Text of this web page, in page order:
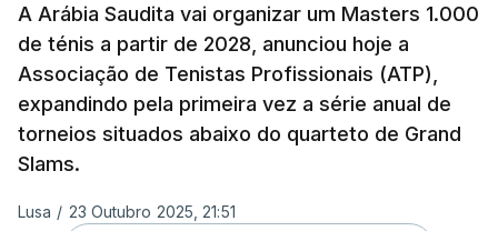
A Arábia Saudita vai organizar um Masters 1.000
de ténis a partir de 2028, anunciou hoje a
Associação de Tenistas Profissionais (ATP),
expandindo pela primeira vez a série anual de
torneios situados abaixo do quarteto de Grand
Slams.
Lusa / 23 Outubro 2025, 21:51